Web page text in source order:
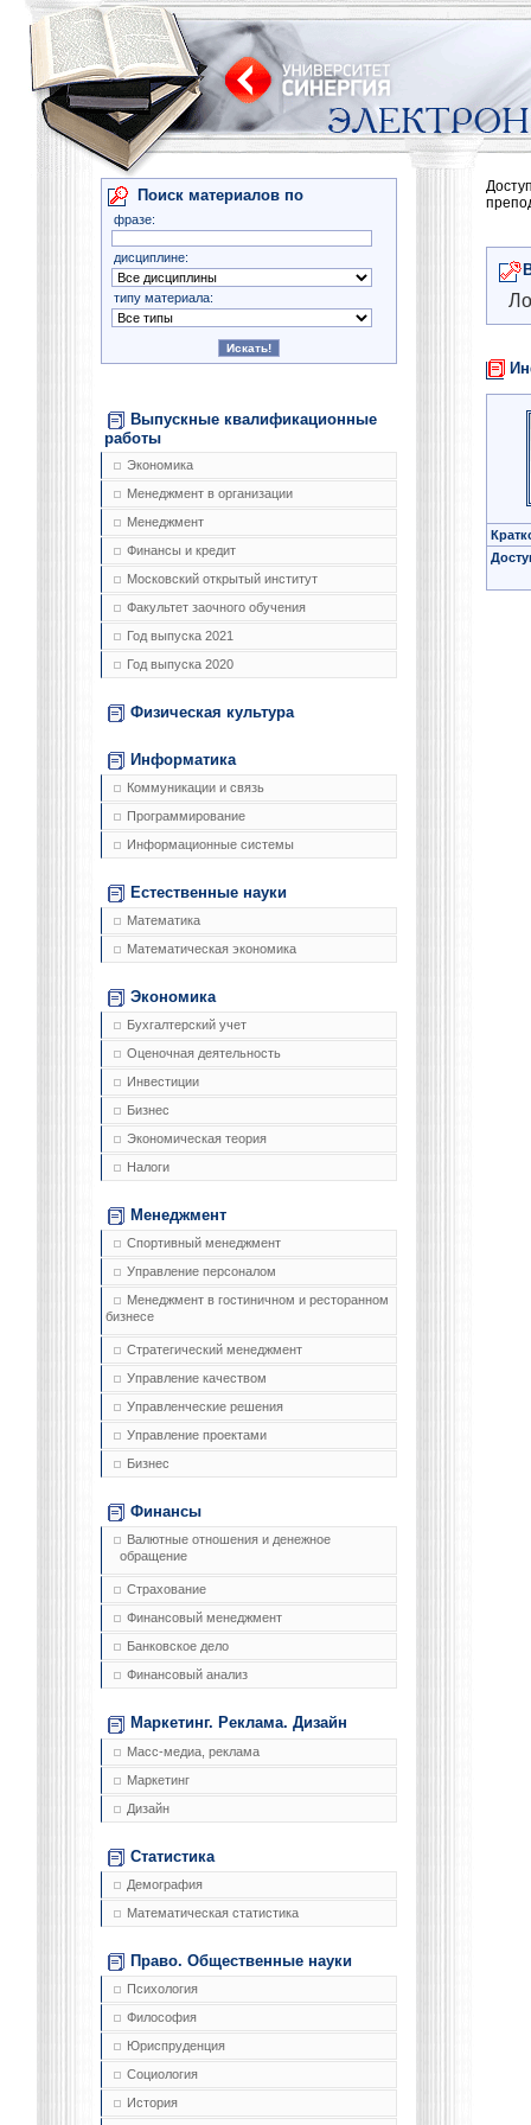
Поиск материалов по
фразе:
дисциплине:
типу материала:
Выпускные квалификационные
работы
Экономика
Менеджмент в организации
Менеджмент
Финансы и кредит
Московский открытый институт
Факультет заочного обучения
Год выпуска 2021
Год выпуска 2020
Физическая культура
Информатика
Коммуникации и связь
Программирование
Информационные системы
Естественные науки
Математика
Математическая экономика
Экономика
Бухгалтерский учет
Оценочная деятельность
Инвестиции
Бизнес
Экономическая теория
Налоги
Менеджмент
Спортивный менеджмент
Управление персоналом
Менеджмент в гостиничном и ресторанном
бизнесе
Стратегический менеджмент
Управление качеством
Управленческие решения
Управление проектами
Бизнес
Финансы
Валютные отношения и денежное
обращение
Страхование
Финансовый менеджмент
Банковское дело
Финансовый анализ
Маркетинг. Реклама. Дизайн
Масс-медиа, реклама
Маркетинг
Дизайн
Статистика
Демография
Математическая статистика
Право. Общественные науки
Психология
Философия
Юриспруденция
Социология
История